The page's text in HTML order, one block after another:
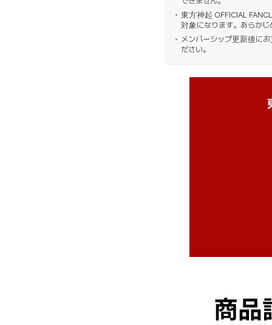
東方神起 OFFICIAL
対象になります。あらか
メンバーシップ更新後に
ださい。